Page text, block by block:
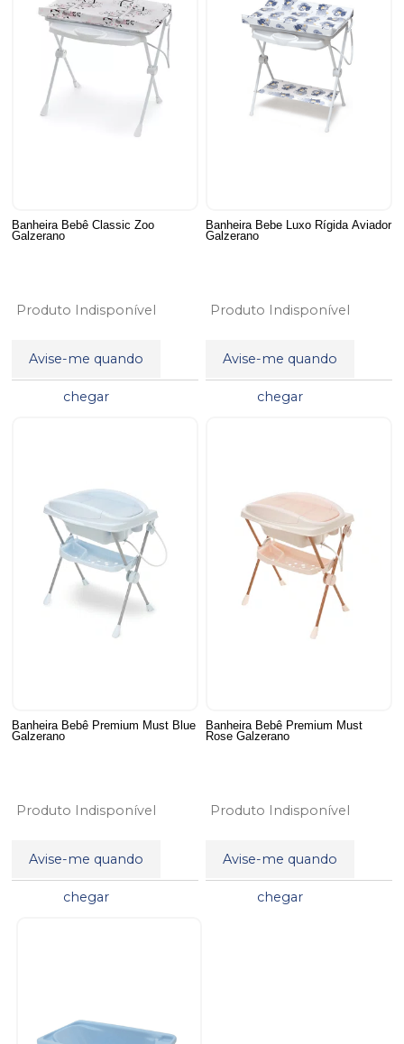
Banheira Bebê Classic Zoo
Galzerano
Produto Indisponível
Avise-me quando
chegar
Banheira Bebe Luxo Rígida Aviador
Galzerano
Produto Indisponível
Avise-me quando
chegar
Banheira Bebê Premium Must Blue
Galzerano
Produto Indisponível
Avise-me quando
chegar
Banheira Bebê Premium Must
Rose Galzerano
Produto Indisponível
Avise-me quando
chegar